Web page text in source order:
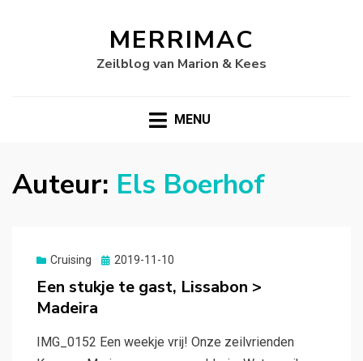
MERRIMAC
Zeilblog van Marion & Kees
MENU
Auteur: Els Boerhof
Cruising
Gepubliceerd
2019-11-10
Een stukje te gast, Lissabon >
Madeira
IMG_0152 Een weekje vrij! Onze zeilvrienden